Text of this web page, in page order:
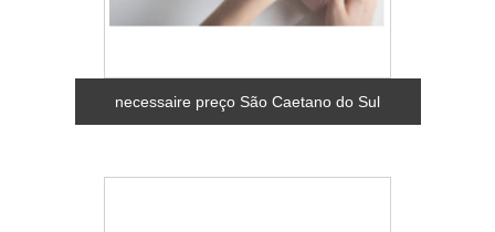
necessaire preço São Caetano do Sul